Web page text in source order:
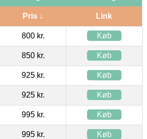
Pris ↓ Link
800 kr. Køb
850 kr. Køb
925 kr. Køb
925 kr. Køb
995 kr. Køb
995 kr. Køb